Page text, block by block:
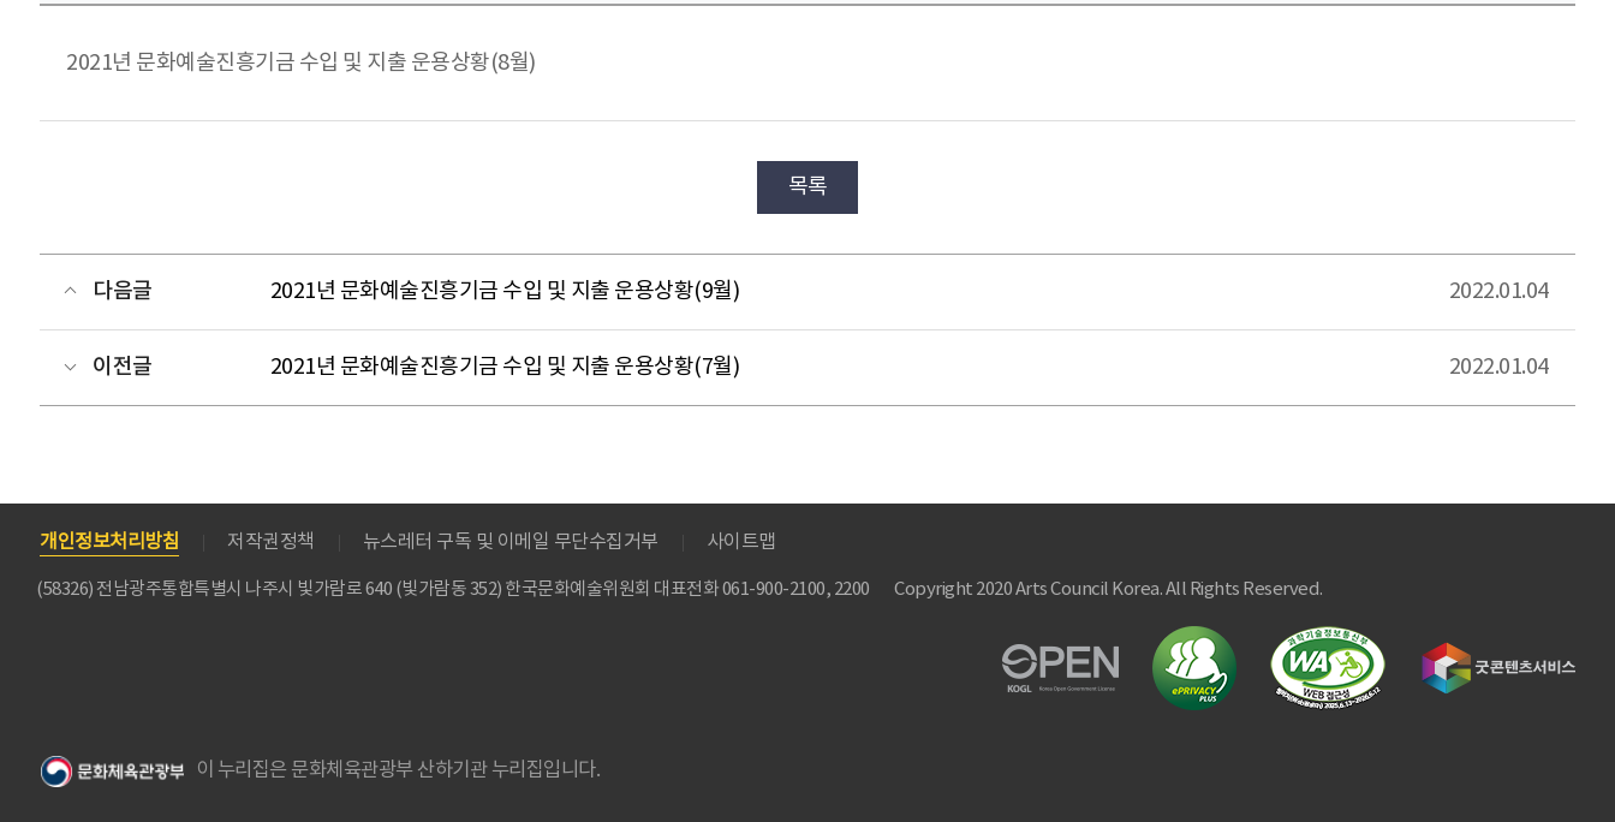
2021년 문화예술진흥기금 수입 및 지출 운용상황(8월)
목록
다음글 2021년 문화예술진흥기금 수입 및 지출 운용상황(9월) 2022.01.04
이전글 2021년 문화예술진흥기금 수입 및 지출 운용상황(7월) 2022.01.04
개인정보처리방침 저작권정책 뉴스레터 구독 및 이메일 무단수집거부 사이트맵
(58326) 전남광주통합특별시 나주시 빛가람로 640 (빛가람동 352) 한국문화예술위원회 대표전화 061-900-2100, 2200 Copyright 2020 Arts Council Korea. All Rights Reserved.
이 누리집은 문화체육관광부 산하기관 누리집입니다.